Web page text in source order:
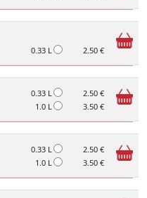
0.33 L 2.50 €
0.33 L
2.50 €
1.0 L
3.50 €
0.33 L
2.50 €
1.0 L
3.50 €